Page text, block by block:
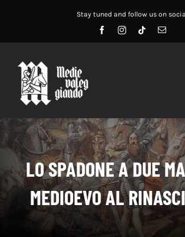
contenuto
Stay tuned and follow us on
HOME
ABOUT US
SERVIZI
DIDATTICA
LO SPADONE A DUE
MEDIOEVO AL